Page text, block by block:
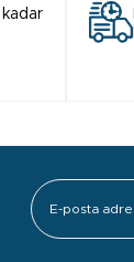
kadar